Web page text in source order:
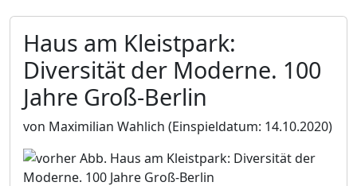
Haus am Kleistpark:
Diversität der Moderne. 100
Jahre Groß-Berlin
von Maximilian Wahlich (Einspieldatum: 14.10.2020)